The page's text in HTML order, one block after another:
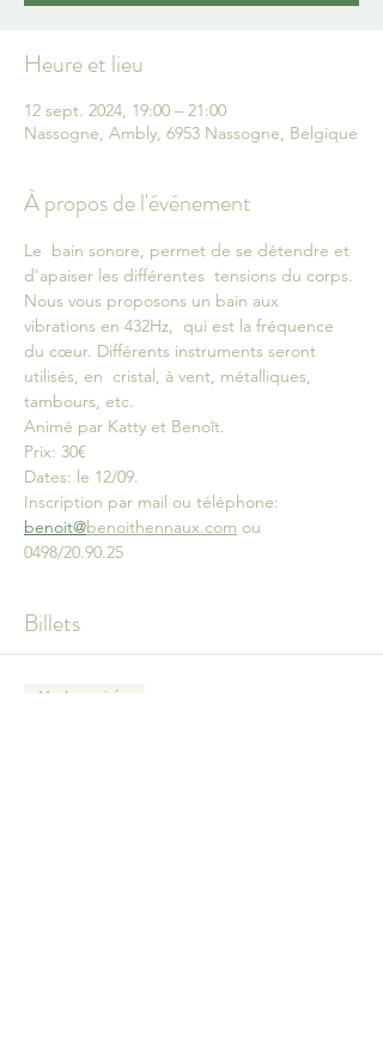
Heure et lieu
12 sept. 2024, 19:00 – 21:00
Nassogne, Ambly, 6953 Nassogne, Belgique
À propos de l'événement
Le  bain sonore, permet de se détendre et
d'apaiser les différentes  tensions du corps.
Nous vous proposons un bain aux
vibrations en 432Hz,  qui est la fréquence
du cœur. Différents instruments seront
utilisés, en  cristal, à vent, métalliques,
tambours, etc.
Animé par Katty et Benoît.
Prix: 30€
Dates: le 12/09.
Inscription par mail ou téléphone:
benoit@benoithennaux.com ou
0498/20.90.25
Billets
Vente expirée